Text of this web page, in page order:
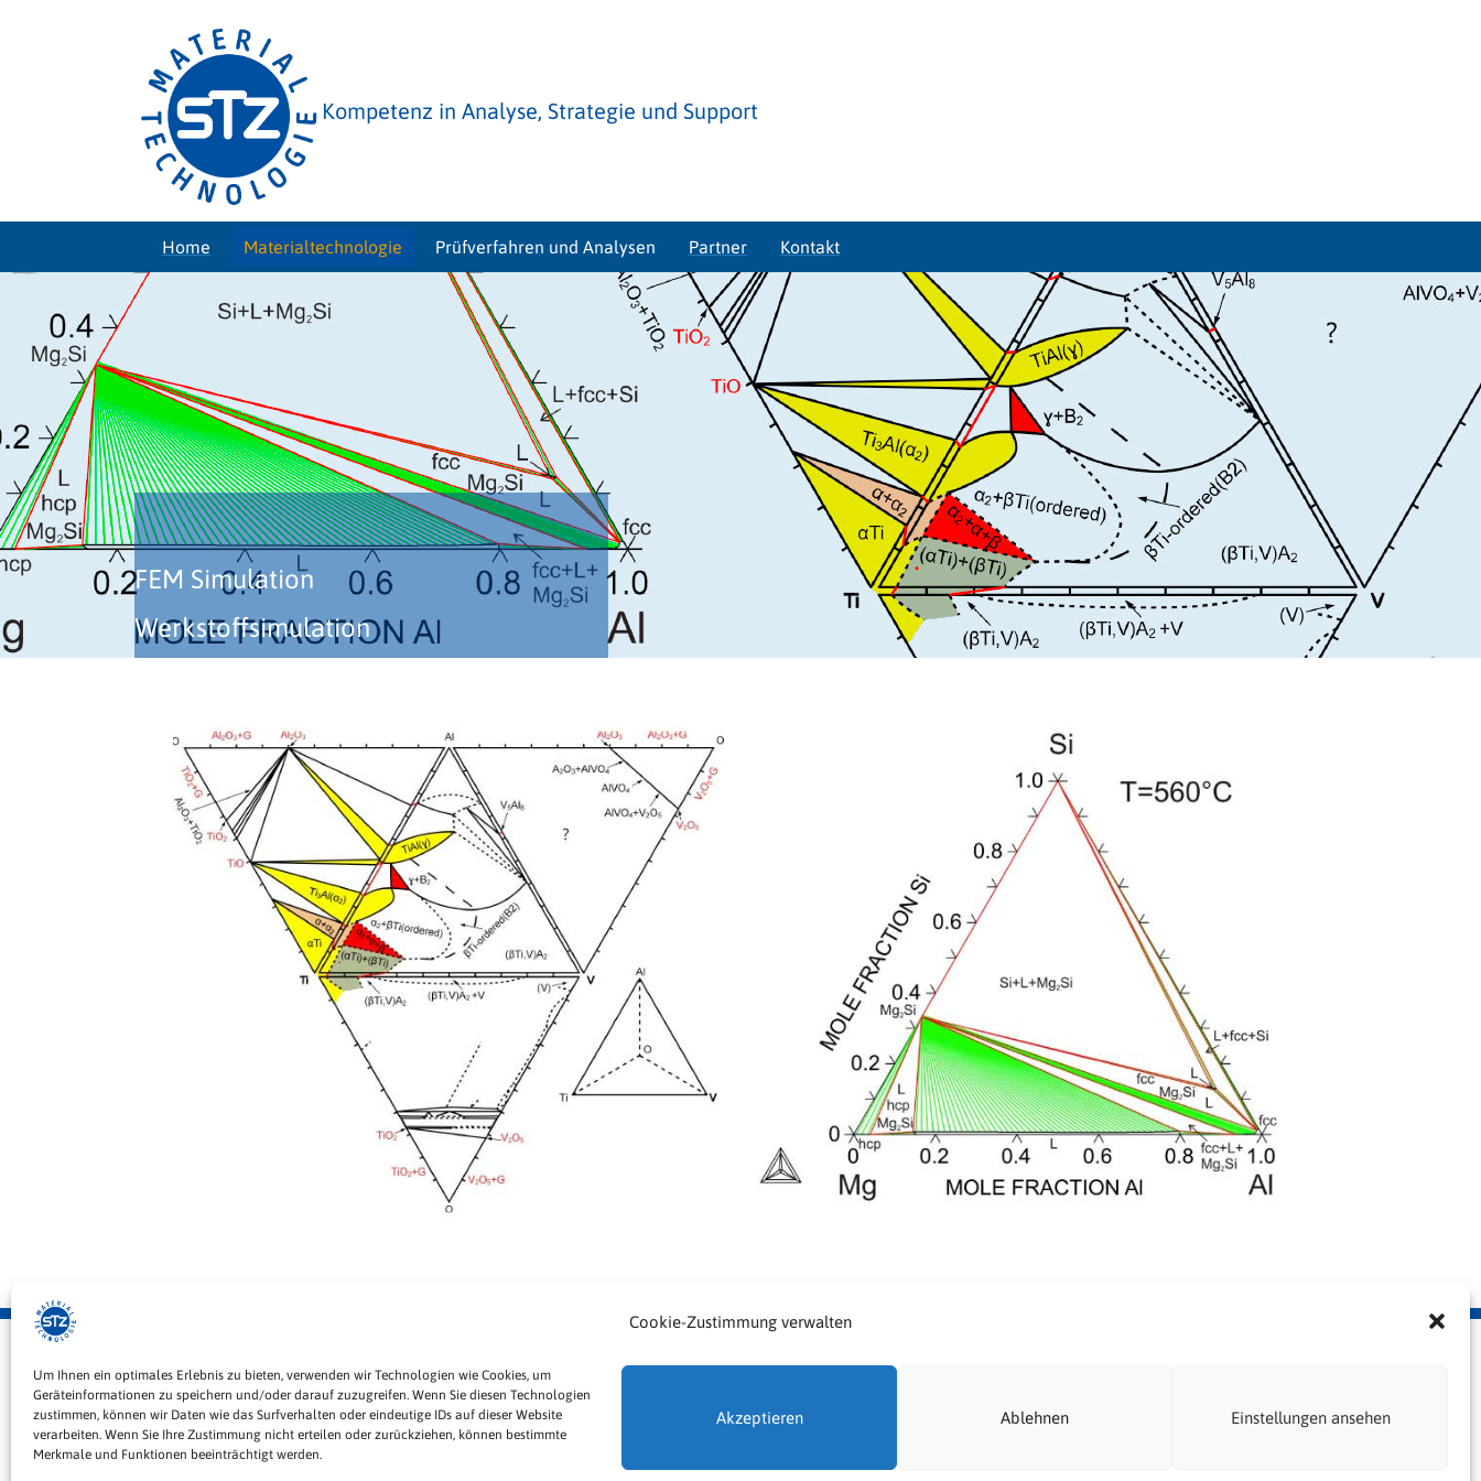
Cookie-Zustimmung verwalten
Um Ihnen ein optimales Erlebnis zu bieten, verwenden wir Technologien wie Cookies, um
Geräteinformationen zu speichern und/oder darauf zuzugreifen. Wenn Sie diesen Technologien
zustimmen, können wir Daten wie das Surfverhalten oder eindeutige IDs auf dieser Website
verarbeiten. Wenn Sie Ihre Zustimmung nicht erteilen oder zurückziehen, können bestimmte
Merkmale und Funktionen beeinträchtigt werden.
Akzeptieren Ablehnen Einstellungen ansehen
Kompetenz in Analyse, Strategie und Support
Home Materialtechnologie Prüfverfahren und Analysen Partner Kontakt
FEM Simulation
Werkstoffsimulation
Daimlerstraße 8
78559 Gosheim
Telefon: +49 174 9371773
Impressum Datenschutzerklärung
Cookie-Richtlinie (EU)